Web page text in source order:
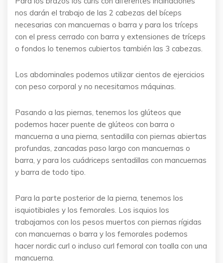
nos darán el trabajo de las 2 cabezas del bíceps
necesarias con mancuernas o barra y para los tríceps
con el press cerrado con barra y extensiones de tríceps
o fondos lo tenemos cubiertos también las 3 cabezas.
Los abdominales podemos utilizar cientos de ejercicios
con peso corporal y no necesitamos máquinas.
Pasando a las piernas, tenemos los glúteos que
podemos hacer puente de glúteos con barra o
mancuerna a una pierna, sentadilla con piernas abiertas
profundas, zancadas paso largo con mancuernas o
barra, y para los cuádriceps sentadillas con mancuernas
y barra de todo tipo.
Para la parte posterior de la pierna, tenemos los
isquiotibiales y los femorales. Los isquios los
trabajamos con los pesos muertos con piernas rígidas
con mancuernas o barra y los femorales podemos
hacer nordic curl o incluso curl femoral con toalla con una
mancuerna.